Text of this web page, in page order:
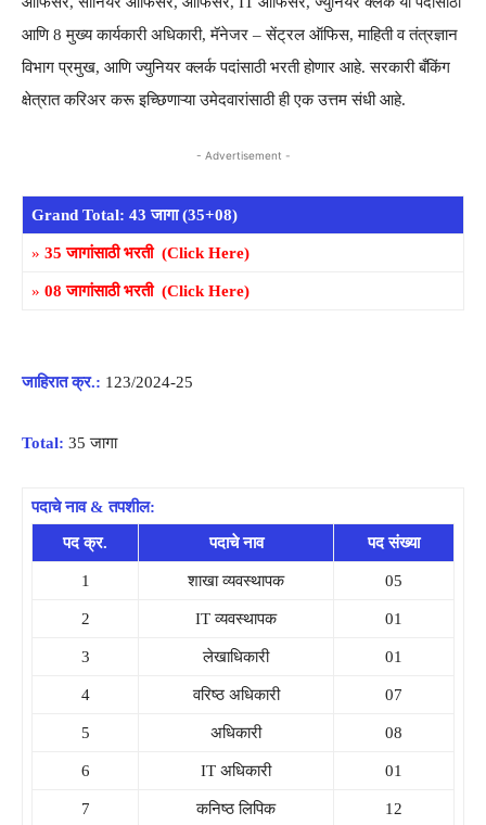
आणि 8 मुख्य कार्यकारी अधिकारी, मॅनेजर – सेंट्रल ऑफिस, माहिती व तंत्रज्ञान
विभाग प्रमुख, आणि ज्युनियर क्लर्क पदांसाठी भरती होणार आहे. सरकारी बँकिंग
क्षेत्रात करिअर करू इच्छिणाऱ्या उमेदवारांसाठी ही एक उत्तम संधी आहे.
- Advertisement -
Grand Total: 43 जागा (35+08)
» 35 जागांसाठी भरती (Click Here)
» 08 जागांसाठी भरती (Click Here)
जाहिरात क्र.: 123/2024-25
Total: 35 जागा
पदाचे नाव & तपशील:
पद क्र. पदाचे नाव पद संख्या
1 शाखा व्यवस्थापक 05
2 IT व्यवस्थापक 01
3 लेखाधिकारी 01
4 वरिष्ठ अधिकारी 07
5 अधिकारी 08
6 IT अधिकारी 01
7 कनिष्ठ लिपिक 12